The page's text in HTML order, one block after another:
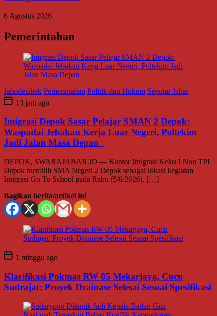
6 Agustus 2026
Pemerintahan
Jabodetabek Pemerintahan Politik dan Hukum Seputar Jabar
13 jam ago
Imigrasi Depok Sasar Pelajar SMAN 2 Depok:
Waspadai Jebakan Kerja Luar Negeri, Poltekim
Jadi Jalan Masa Depan
DEPOK, SWARAJABAR.ID — Kantor Imigrasi Kelas I Non TPI
Depok memilih SMA Negeri 2 Depok sebagai lokasi kegiatan
Imigrasi Go To School pada Rabu (5/8/2026), […]
Bagikan berita/artikel ini
1 minggu ago
Klarifikasi Pokmas RW 05 Mekarjaya, Cucu
Sudrajat: Proyek Drainase Selesai Sesuai Spesifikasi